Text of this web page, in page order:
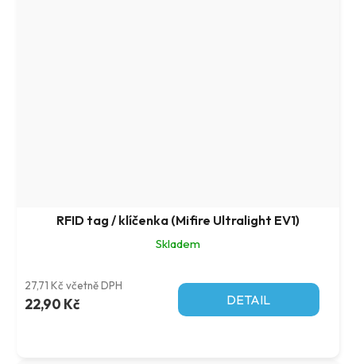
RFID tag / klíčenka (Mifire Ultralight EV1)
Skladem
27,71 Kč včetně DPH
22,90 Kč DETAIL